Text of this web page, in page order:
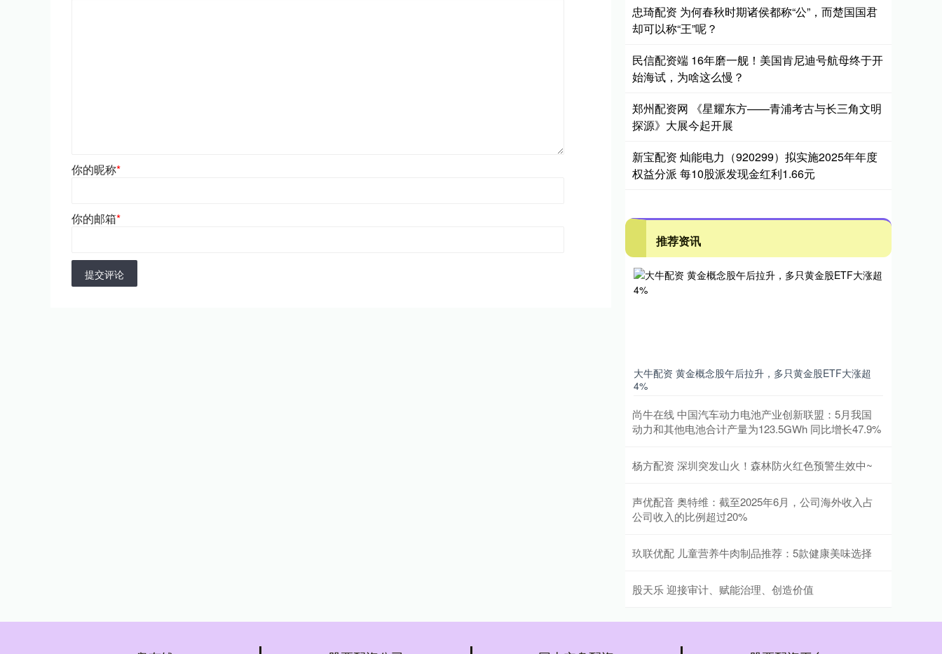
你的昵称*
你的邮箱*
提交评论
忠琦配资 为何春秋时期诸侯都称“公”，而楚国国君
却可以称“王”呢？
民信配资端 16年磨一舰！美国肯尼迪号航母终于开
始海试，为啥这么慢？
郑州配资网 《星耀东方——青浦考古与长三角文明
探源》大展今起开展
新宝配资 灿能电力（920299）拟实施2025年年度
权益分派 每10股派发现金红利1.66元
推荐资讯
大牛配资 黄金概念股午后拉升，多只黄金股ETF大涨超
4%
尚牛在线 中国汽车动力电池产业创新联盟：5月我国
动力和其他电池合计产量为123.5GWh 同比增长47.9%
杨方配资 深圳突发山火！森林防火红色预警生效中~
声优配音 奥特维：截至2025年6月，公司海外收入占
公司收入的比例超过20%
玖联优配 儿童营养牛肉制品推荐：5款健康美味选择
股天乐 迎接审计、赋能治理、创造价值